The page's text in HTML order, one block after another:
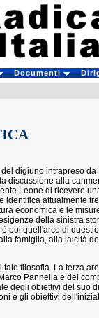
Documenti
digiuno intrapreso
discussione alla
Leone di ricevere
attualmente
economica e le
della sinistra
poi quell'arco di
famiglia, alla laicità
filosofia. La terza
Pannella e dei
degli obiettivi del suo
e gli obiettivi